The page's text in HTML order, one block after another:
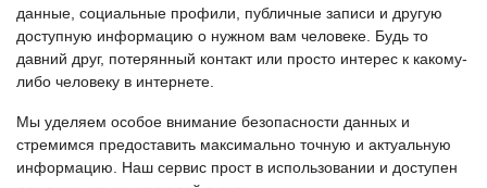
данные, социальные профили, публичные записи и другую
доступную информацию о нужном вам человеке. Будь то
давний друг, потерянный контакт или просто интерес к какому-
либо человеку в интернете.
Мы уделяем особое внимание безопасности данных и
стремимся предоставить максимально точную и актуальную
информацию. Наш сервис прост в использовании и доступен